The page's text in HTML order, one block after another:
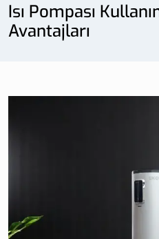
Isı Pompası
Avantajları